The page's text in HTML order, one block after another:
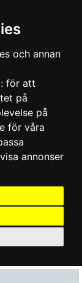
och annan
för att
på
på
för våra
annonser